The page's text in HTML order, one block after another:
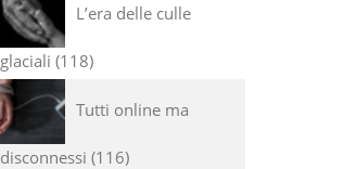
L’era delle culle
glaciali 118
Tutti online ma
disconnessi 116